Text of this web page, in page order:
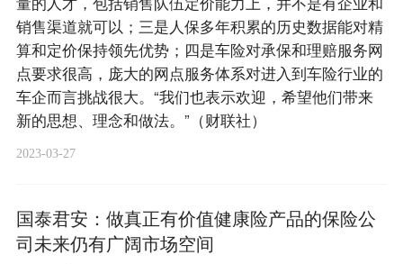
销售渠道就可以；三是人保多年积累的历史数据能对精
算和定价保持领先优势；四是车险对承保和理赔服务网
点要求很高，庞大的网点服务体系对进入到车险行业的
车企而言挑战很大。“我们也表示欢迎，希望他们带来
新的思想、理念和做法。”（财联社）
2023-03-27
国泰君安：做真正有价值健康险产品的保险公
司未来仍有广阔市场空间